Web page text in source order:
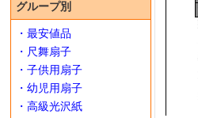
グループ別
・最安値品
・尺舞扇子
・子供用扇子
・幼児用扇子
・高級光沢紙